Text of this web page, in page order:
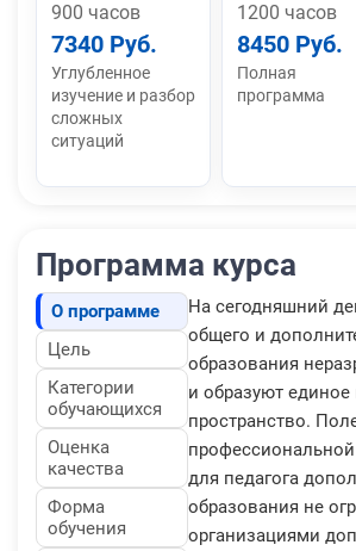
900 часов
7340 Руб.
Углубленное
изучение и разбор
сложных
ситуаций
1200 часов
8450 Руб.
Полная
программа
Программа курса
О программе
Цель
Категории
обучающихся
Оценка
качества
Форма
обучения
На сегодняшний
общего и
образования
и образуют единое
пространство.
профессиональной
для педагога
образования не
организациями